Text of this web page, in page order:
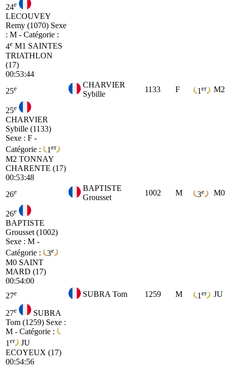
24e
LECOUVEY
Remy (1070) Sexe
: M - Catégorie :
4e M1 SAINTES
TRIATHLON
(17)
00:53:44
25e
CHARVIER
Sybille
1133 F 1 er M2
25e
CHARVIER
Sybille (1133)
Sexe : F -
Catégorie :
1 er
M2 TONNAY
CHARENTE (17)
00:53:48
26e
BAPTISTE
Grousset
1002 M 3e M0
26e
BAPTISTE
Grousset (1002)
Sexe : M -
Catégorie :
3e
M0 SAINT
MARD (17)
00:54:00
27e SUBRA Tom 1259 M 1 er JU
27e
SUBRA
Tom (1259) Sexe :
M - Catégorie :
1 er
JU
ECOYEUX (17)
00:54:56